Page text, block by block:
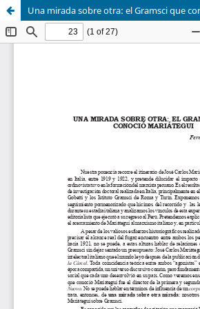
Una mirada sobre otra: el Gramsci que